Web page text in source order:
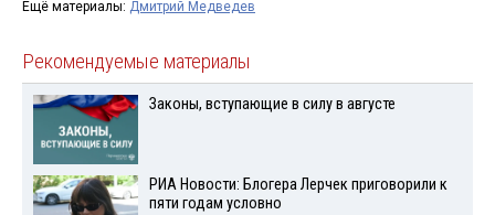
Ещё материалы: Дмитрий Медведев
Рекомендуемые материалы
Законы, вступающие в силу в августе
РИА Новости: Блогера Лерчек приговорили к
пяти годам условно